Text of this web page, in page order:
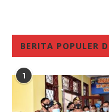
BERITA POPULER
1